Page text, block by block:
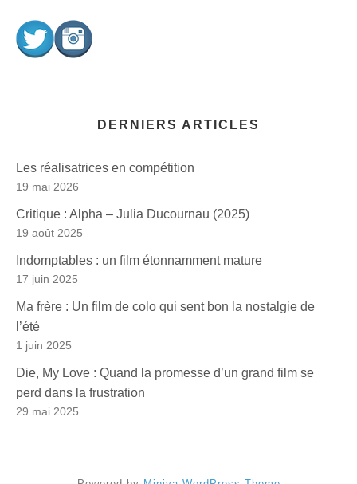
DERNIERS ARTICLES
Les réalisatrices en compétition
19 mai 2026
Critique : Alpha – Julia Ducournau (2025)
19 août 2025
Indomptables : un film étonnamment mature
17 juin 2025
Ma frère : Un film de colo qui sent bon la nostalgie de
l’été
1 juin 2025
Die, My Love : Quand la promesse d’un grand film se
perd dans la frustration
29 mai 2025